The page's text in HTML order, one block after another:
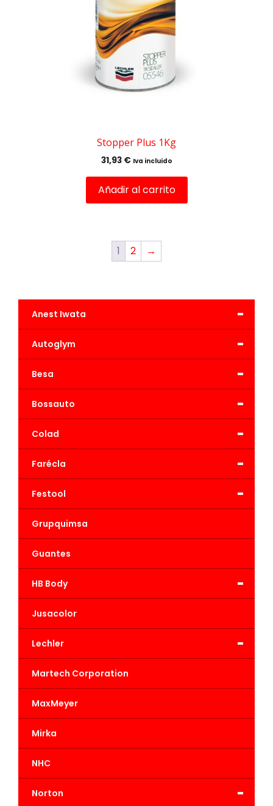
Stopper Plus 1Kg
31,93 € Iva incluido
Añadir al carrito
1 2 →
-
Anest Iwata
-
Autoglym
-
Besa
-
Bossauto
-
Colad
-
Farécla
-
Festool
Grupquimsa
Guantes
-
HB Body
Jusacolor
-
Lechler
Martech Corporation
MaxMeyer
Mirka
NHC
-
Norton